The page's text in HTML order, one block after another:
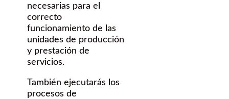
necesarias para el
correcto
funcionamiento de las
unidades de producción
y prestación de
servicios.
También ejecutarás los
procesos de